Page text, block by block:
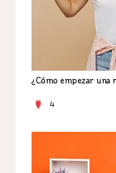
¿Cómo empezar una
4